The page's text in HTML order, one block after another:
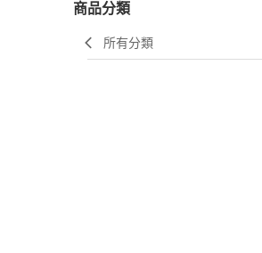
商品分類
所有分類